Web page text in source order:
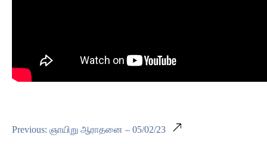
Previous: ஞாயிறு ஆராதனை – 05/02/23